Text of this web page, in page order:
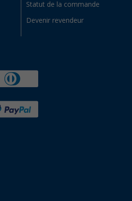
Statut de la commande
Devenir revendeur